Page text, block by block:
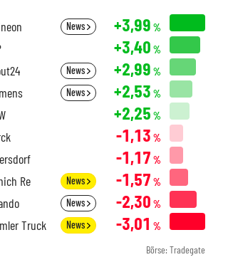
News +3,99 %
+3,40 %
News +2,99 %
News +2,53 %
+2,25 %
-1,13 %
-1,17 %
Re News -1,57 %
News -2,30 %
Truck News -3,01 %
Börse: Tradegate